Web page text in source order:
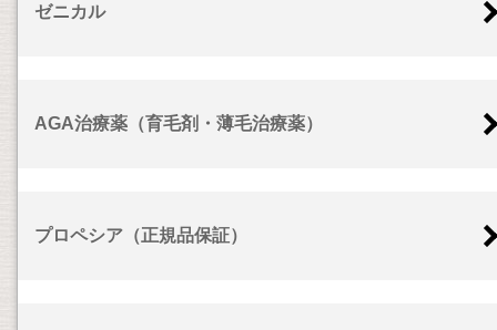
ゼニカル
AGA治療薬（育毛剤・薄毛治療薬）
プロペシア（正規品保証）